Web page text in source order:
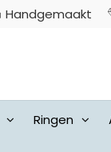
Handgemaakt
Ringen